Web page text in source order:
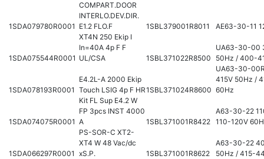
1SDA079780R0001
COMPART.DOOR
INTERLO.DEV.DIR.
E1.2 FLO.F
1SBL379001R8011 AE63-30-11
1SDA075544R0001
XT4N 250 Ekip I
In=40A 4p F F
UL/CSA
1SBL371022R8500
UA63-30-00
50Hz / 400-
1SDA078193R0001
E4.2L-A 2000 Ekip
Touch LSIG 4p F HR1SBL371024R8600
UA63-30-
415V 50Hz /
60Hz
1SDA074075R0001
Kit FL Sup E4.2 W
FP 3pcs INST 4000
A
1SBL371001R8422
A63-30-22
110-120V
1SDA066297R0001
PS-SOR-C XT2-
XT4 W 48 Vac/dc
xS.P.
1SBL371001R8622
A63-30-22
50Hz / 415-